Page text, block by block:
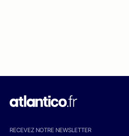
RECEVEZ NOTRE NEWSLETTER